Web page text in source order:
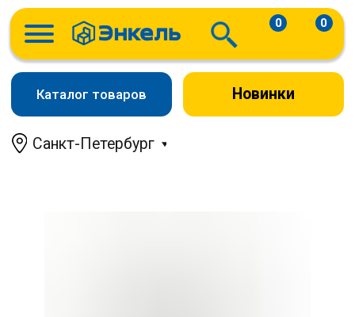
Новинки
Санкт-Петербург